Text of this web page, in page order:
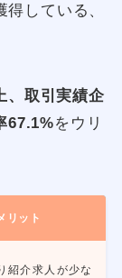
している、
、取引実績企
67.1%をウリ
リット
紹介求人が少な